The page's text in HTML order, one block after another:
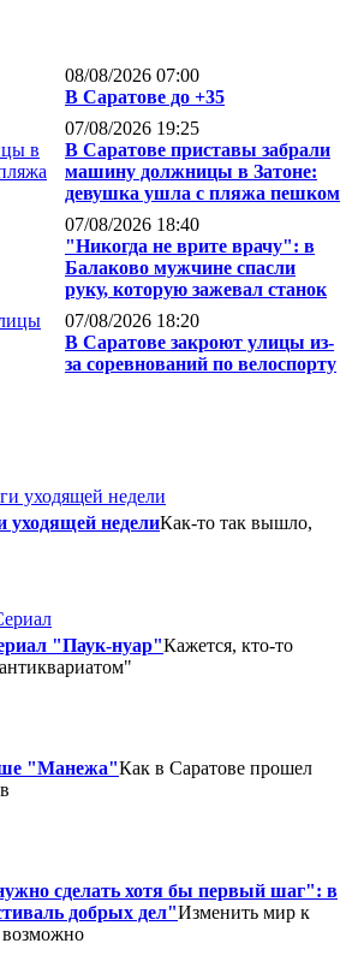
08/08/2026 07:00
В Саратове до +35
07/08/2026 19:25
В Саратове приставы забрали
машину должницы в Затоне:
девушка ушла с пляжа пешком
07/08/2026 18:40
"Никогда не врите врачу": в
Балаково мужчине спасли
руку, которую зажевал станок
07/08/2026 18:20
В Саратове закроют улицы из-
за соревнований по велоспорту
уходящей неделиКак-то так вышло,
"Паук-нуар"Кажется, кто-то
"Манежа"Как в Саратове прошел
сделать хотя бы первый шаг": в
добрых дел"Изменить мир к
возможно